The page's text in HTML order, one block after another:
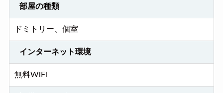
部屋の種類
ドミトリー、個室
インターネット環境
無料WiFi